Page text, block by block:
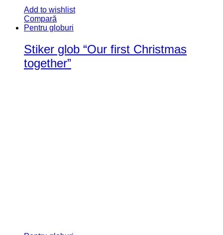
Add to wishlist
Compară
Pentru globuri
Stiker glob “Our first Christmas
together”